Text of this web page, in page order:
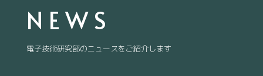
NEWS
電子技術研究部のニュースをご紹介します